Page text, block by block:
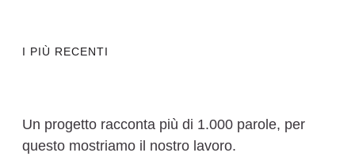
I PIÙ RECENTI
Un progetto racconta più di 1.000 parole, per
questo mostriamo il nostro lavoro.